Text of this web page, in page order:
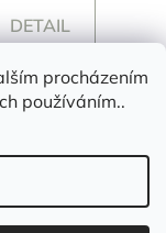
procházením
používáním..
5,0
z
hvězdiček.
DETAIL